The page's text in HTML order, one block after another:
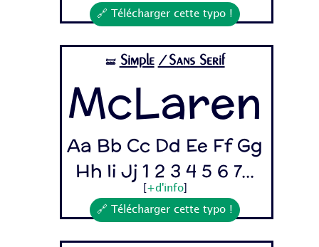
🔗 Télécharger cette typo !
🝛 Simple /Sans Serif
McLaren
Aa Bb Cc Dd Ee Ff Gg
Hh Ii Jj 1 2 3 4 5 6 7...
+d'info]
🔗 Télécharger cette typo !